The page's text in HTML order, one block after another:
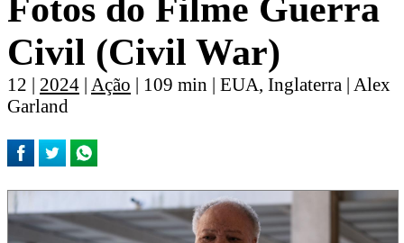
Fotos do Filme Guerra
Civil (Civil War)
12 | 2024 | Ação | 109 min | EUA, Inglaterra | Alex
Garland